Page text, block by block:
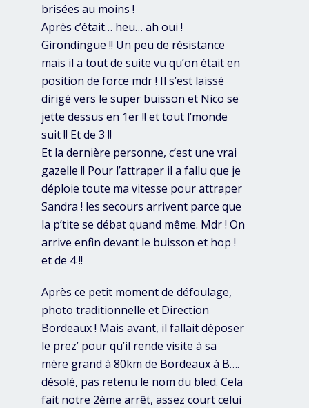
brisées au moins !
Après c’était… heu… ah oui !
Girondingue !! Un peu de résistance
mais il a tout de suite vu qu’on était en
position de force mdr ! Il s’est laissé
dirigé vers le super buisson et Nico se
jette dessus en 1er !! et tout l’monde
suit !! Et de 3 !!
Et la dernière personne, c’est une vrai
gazelle !! Pour l’attraper il a fallu que je
déploie toute ma vitesse pour attraper
Sandra ! les secours arrivent parce que
la p’tite se débat quand même. Mdr ! On
arrive enfin devant le buisson et hop !
et de 4 !!
Après ce petit moment de défoulage,
photo traditionnelle et Direction
Bordeaux ! Mais avant, il fallait déposer
le prez’ pour qu’il rende visite à sa
mère grand à 80km de Bordeaux à B….
désolé, pas retenu le nom du bled. Cela
fait notre 2ème arrêt, assez court celui